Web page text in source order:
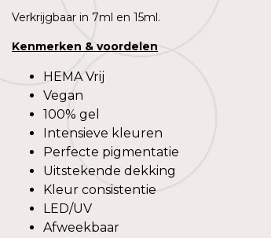
Verkrijgbaar in 7ml en 15ml.
Kenmerken & voordelen
HEMA Vrij
Vegan
100% gel
Intensieve kleuren
Perfecte pigmentatie
Uitstekende dekking
Kleur consistentie
LED/UV
Afweekbaar